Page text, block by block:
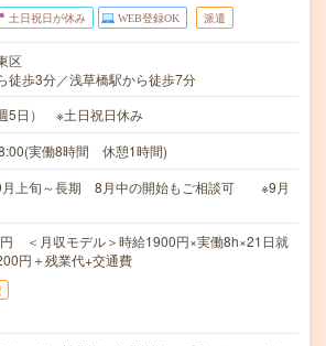
土日祝日が休み WEB登録OK 派遣
区
徒歩3分／浅草橋駅から徒歩7分
5日） ※土日祝日休み
実働8時間 休憩1時間)
月上旬～長期 8月中の開始もご相談可 ※9月
＜月収モデル＞時給1900円×実働8h×21日就
円＋残業代+交通費